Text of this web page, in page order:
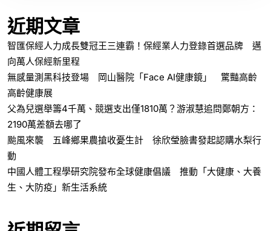
近期文章
智匯保經人力成長雙冠王三連霸！保經業人力登錄首選品牌 邁
向萬人保經新里程
無感量測黑科技登場 岡山醫院「Face AI健康鏡」 驚豔高齡
高齡健康展
父為兒選舉籌4千萬、競選支出僅1810萬？游淑慧追問鄭朝方：
2190萬差額去哪了
颱風來襲 五峰鄉果農搶收憂生計 徐欣瑩臉書發起認購水梨行
動
中國人體工程學研究院發布全球健康倡議 推動「大健康、大養
生、大防疫」新生活系統